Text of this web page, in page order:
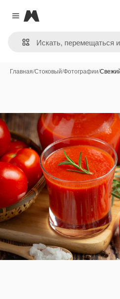
Close menu
Magnific
Главная/Стоковый/Фотографии/